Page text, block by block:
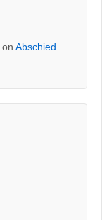
on Abschied